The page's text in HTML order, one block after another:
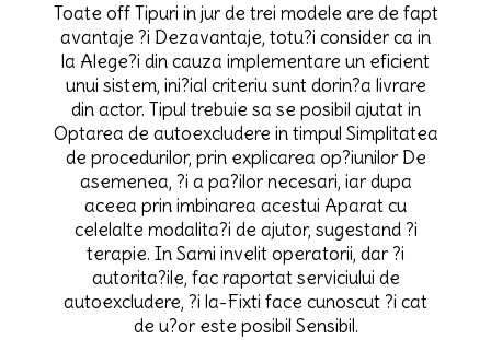
Toate off Tipuri in jur de trei modele are de fapt
avantaje ?i Dezavantaje, totu?i consider ca in
la Alege?i din cauza implementare un eficient
unui sistem, ini?ial criteriu sunt dorin?a livrare
din actor. Tipul trebuie sa se posibil ajutat in
Optarea de autoexcludere in timpul Simplitatea
de procedurilor, prin explicarea op?iunilor De
asemenea, ?i a pa?ilor necesari, iar dupa
aceea prin imbinarea acestui Aparat cu
celelalte modalita?i de ajutor, sugestand ?i
terapie. In Sami invelit operatorii, dar ?i
autorita?ile, fac raportat serviciului de
autoexcludere, ?i la-Fixti face cunoscut ?i cat
de u?or este posibil Sensibil.